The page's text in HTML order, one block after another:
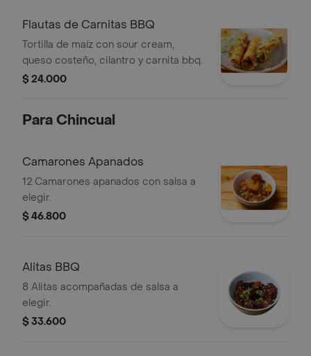
Flautas de Carnitas BBQ
Tortilla de maíz con sour cream,
queso costeño, cilantro y carnita bbq.
$ 24.000
Para Chincual
Camarones Apanados
12 Camarones apanados con salsa a
elegir.
$ 46.800
Alitas BBQ
8 Alitas acompañadas de salsa a
elegir.
$ 33.600